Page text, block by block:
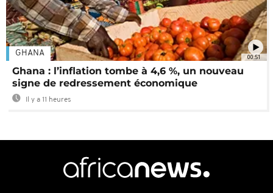
00:51
GHANA
Ghana : l’inflation tombe à 4,6 %, un nouveau
signe de redressement économique
Il y a 11 heures